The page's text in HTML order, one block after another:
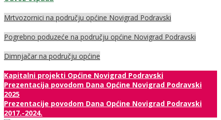
Mrtvozornici na području općine Novigrad Podravski
Pogrebno poduzeće na području općine Novigrad Podravski
Dimnjačar na području općine
Kapitalni projekti Općine Novigrad Podravski
Prezentacija povodom Dana Općine Novigrad Podravski
2025
Prezentacije povodom Dana Općine Novigrad Podravski
2017.-2024.